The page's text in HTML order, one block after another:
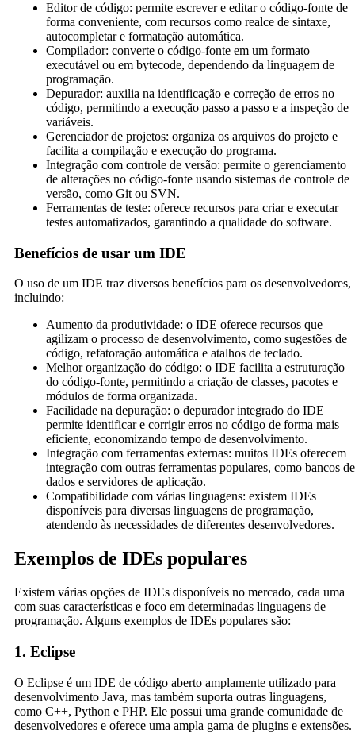
Editor de código: permite escrever e editar o código-fonte de
forma conveniente, com recursos como realce de sintaxe,
autocompletar e formatação automática.
Compilador: converte o código-fonte em um formato
executável ou em bytecode, dependendo da linguagem de
programação.
Depurador: auxilia na identificação e correção de erros no
código, permitindo a execução passo a passo e a inspeção de
variáveis.
Gerenciador de projetos: organiza os arquivos do projeto e
facilita a compilação e execução do programa.
Integração com controle de versão: permite o gerenciamento
de alterações no código-fonte usando sistemas de controle de
versão, como Git ou SVN.
Ferramentas de teste: oferece recursos para criar e executar
testes automatizados, garantindo a qualidade do software.
Benefícios de usar um IDE
O uso de um IDE traz diversos benefícios para os desenvolvedores,
incluindo:
Aumento da produtividade: o IDE oferece recursos que
agilizam o processo de desenvolvimento, como sugestões de
código, refatoração automática e atalhos de teclado.
Melhor organização do código: o IDE facilita a estruturação
do código-fonte, permitindo a criação de classes, pacotes e
módulos de forma organizada.
Facilidade na depuração: o depurador integrado do IDE
permite identificar e corrigir erros no código de forma mais
eficiente, economizando tempo de desenvolvimento.
Integração com ferramentas externas: muitos IDEs oferecem
integração com outras ferramentas populares, como bancos de
dados e servidores de aplicação.
Compatibilidade com várias linguagens: existem IDEs
disponíveis para diversas linguagens de programação,
atendendo às necessidades de diferentes desenvolvedores.
Exemplos de IDEs populares
Existem várias opções de IDEs disponíveis no mercado, cada uma
com suas características e foco em determinadas linguagens de
programação. Alguns exemplos de IDEs populares são:
1. Eclipse
O Eclipse é um IDE de código aberto amplamente utilizado para
desenvolvimento Java, mas também suporta outras linguagens,
como C++, Python e PHP. Ele possui uma grande comunidade de
desenvolvedores e oferece uma ampla gama de plugins e extensões.